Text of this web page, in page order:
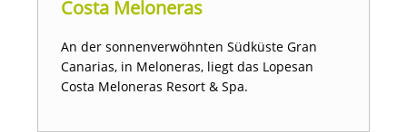
Costa Meloneras
An der sonnenverwöhnten Südküste Gran
Canarias, in Meloneras, liegt das Lopesan
Costa Meloneras Resort & Spa.